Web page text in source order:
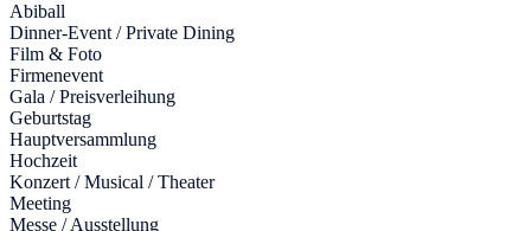
Abiball
Dinner-Event / Private Dining
Film & Foto
Firmenevent
Gala / Preisverleihung
Geburtstag
Hauptversammlung
Hochzeit
Konzert / Musical / Theater
Meeting
Messe / Ausstellung